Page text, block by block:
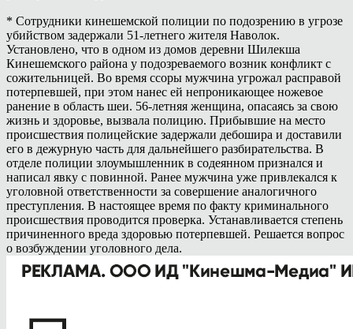
* Сотрудники кинешемской полиции по подозрению в угрозе
убийством задержали 51-летнего жителя Наволок.
Установлено, что в одном из домов деревни Шилекша
Кинешемского района у подозреваемого возник конфликт с
сожительницей. Во время ссоры мужчина угрожал расправой
потерпевшей, при этом нанес ей непроникающее ножевое
ранение в область шеи. 56-летняя женщина, опасаясь за свою
жизнь и здоровье, вызвала полицию. Прибывшие на место
происшествия полицейские задержали дебошира и доставили
его в дежурную часть для дальнейшего разбирательства. В
отделе полиции злоумышленник в содеянном признался и
написал явку с повинной. Ранее мужчина уже привлекался к
уголовной ответственности за совершение аналогичного
преступления. В настоящее время по факту криминального
происшествия проводится проверка. Устанавливается степень
причиненного вреда здоровью потерпевшей. Решается вопрос
о возбуждении уголовного дела.